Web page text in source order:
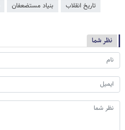
تاریخ انقلاب بنیاد مستضعفان
نظر شما